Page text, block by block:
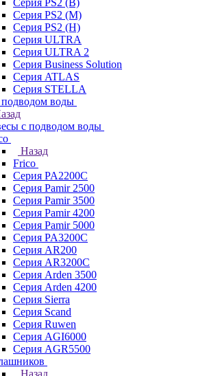
Серия PS2 (B)
Серия PS2 (M)
Серия PS2 (H)
Серия ULTRA
Серия ULTRA 2
Серия Business Solution
Серия ATLAS
Серия STELLA
подводом воды
с подводом воды
Назад
Frico
Серия PA2200C
Серия Pamir 2500
Серия Pamir 3500
Серия Pamir 4200
Серия Pamir 5000
Серия PA3200C
Серия AR200
Серия AR3200C
Серия Arden 3500
Серия Arden 4200
Серия Sierra
Серия Scand
Серия Ruwen
Серия AGI6000
Серия AGR5500
Назад